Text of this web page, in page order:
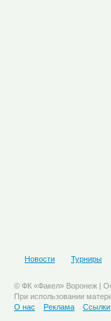
Новости Турниры
© ФК «Факел» Воронеж |
При использовании
О нас
Реклама Ссылки